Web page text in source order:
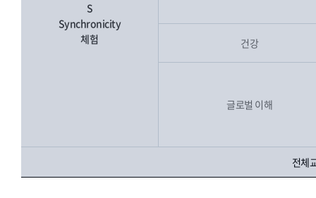
S
Synchronicity
체험
건강
글로벌 이해
전체